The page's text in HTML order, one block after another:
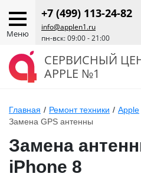
Меню
+7 (499) 113-24-82
info@applen1.ru
пн-вск: 09:00 - 21:00
СЕРВИСНЫЙ
APPLE №1
Главная / Ремонт техники / Apple
Замена GPS антенны
Замена
iPhone 8